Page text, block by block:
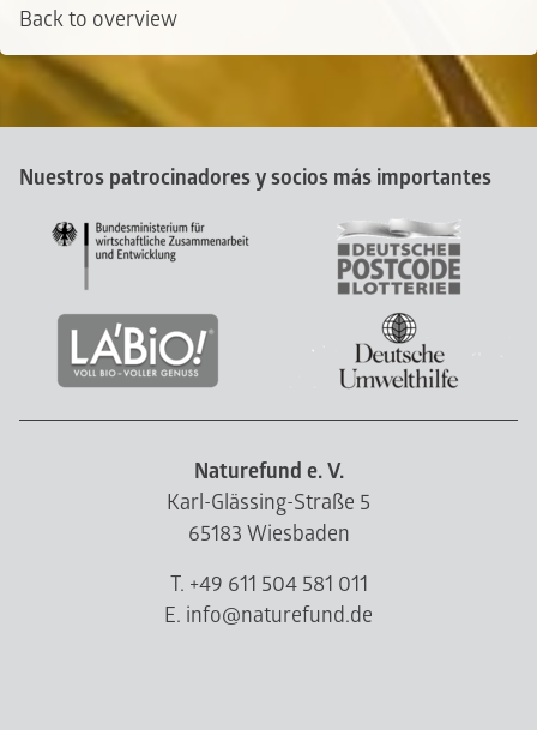
Back to overview
Nuestros patrocinadores y socios más importantes
Naturefund e. V.
Karl-Glässing-Straße 5
65183 Wiesbaden
T. +49 611 504 581 011
E. info@naturefund.de